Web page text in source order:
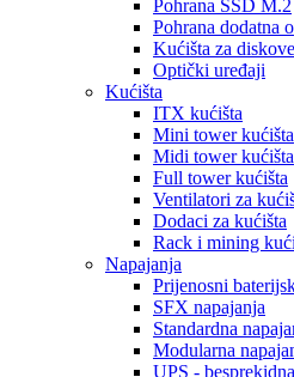
Pohrana SSD M.2
Pohrana dodatna
Kućišta za diskove
Optički uređaji
Kućišta
ITX kućišta
Mini tower kućišta
Midi tower kućišta
Full tower kućišta
Ventilatori za
Dodaci za kućišta
Rack i mining
Napajanja
Prijenosni
SFX napajanja
Standardna
Modularna
UPS -